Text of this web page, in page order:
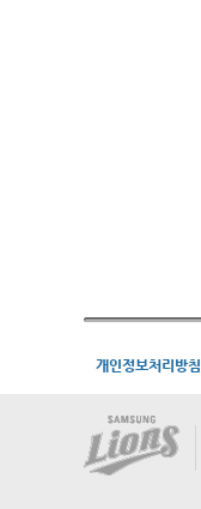
개인정보처리방침